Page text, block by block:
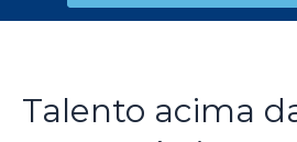
Talento acima